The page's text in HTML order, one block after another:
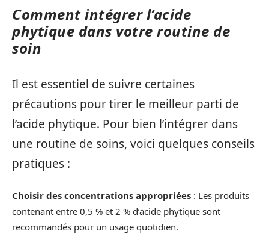
Comment intégrer l’acide
phytique dans votre routine de
soin
Il est essentiel de suivre certaines
précautions pour tirer le meilleur parti de
l’acide phytique. Pour bien l’intégrer dans
une routine de soins, voici quelques conseils
pratiques :
Choisir des concentrations appropriées : Les produits
contenant entre 0,5 % et 2 % d’acide phytique sont
recommandés pour un usage quotidien.